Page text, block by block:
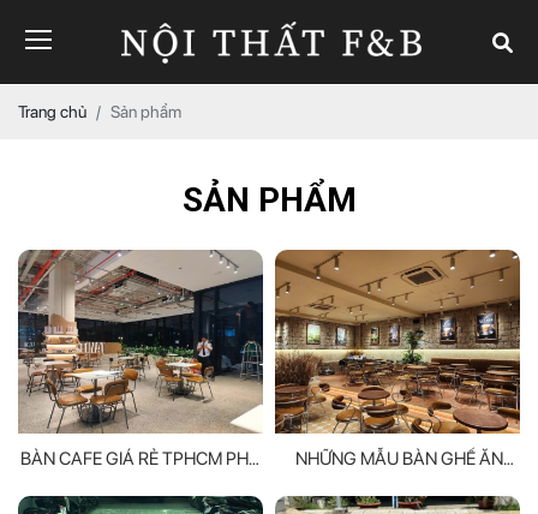
Trang chủ Sản phẩm
SẢN PHẨM
BÀN CAFE GIÁ RẺ TPHCM PHÙ
NHỮNG MẪU BÀN GHẾ ĂN